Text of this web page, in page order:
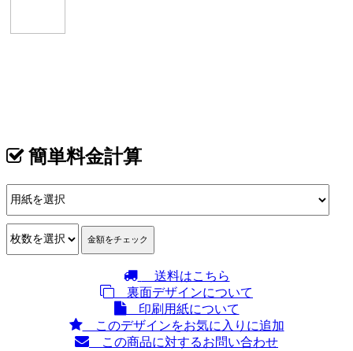
簡単料金計算
送料はこちら
裏面デザインについて
印刷用紙について
このデザインをお気に入りに追加
この商品に対するお問い合わせ